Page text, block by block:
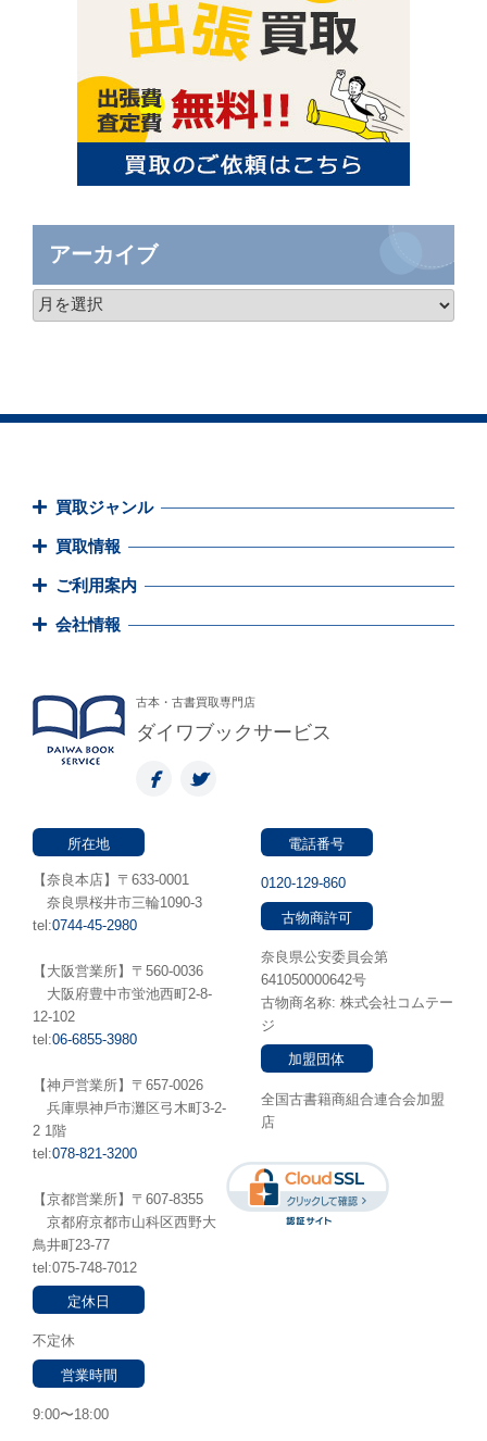
アーカイブ
買取ジャンル
買取情報
ご利用案内
会社情報
古本・古書買取専門店
ダイワブックサービス
所在地
【奈良本店】〒633-0001
奈良県桜井市三輪1090-3
tel:0744-45-2980
【大阪営業所】〒560-0036
⼤阪府豊中市蛍池⻄町2-8-
12-102
tel:06-6855-3980
【神戸営業所】〒657-0026
兵庫県神⼾市灘区弓木町3-2-
2 1階
tel:078-821-3200
【京都営業所】〒607-8355
京都府京都市山科区西野大
鳥井町23-77
tel:075-748-7012
定休日
不定休
営業時間
9:00〜18:00
電話番号
0120-129-860
古物商許可
奈良県公安委員会第
641050000642号
古物商名称: 株式会社コムテー
ジ
加盟団体
全国古書籍商組合連合会加盟
店